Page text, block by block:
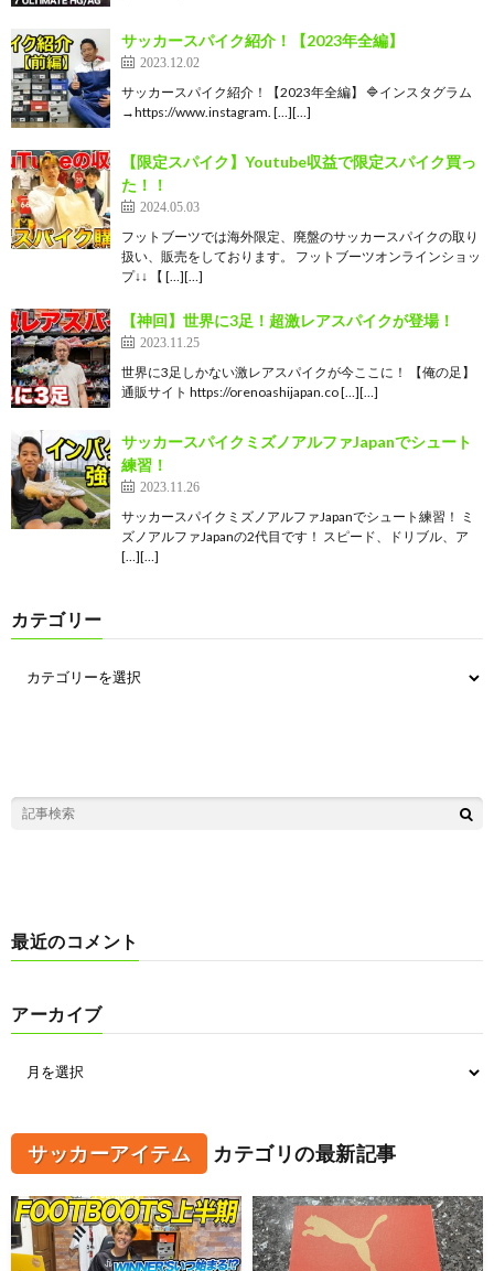
サッカースパイク紹介！【2023年全編】
2023.12.02
サッカースパイク紹介！【2023年全編】 🔷インスタグラム
→https://www.instagram. […][…]
【限定スパイク】Youtube収益で限定スパイク買っ
た！！
2024.05.03
フットブーツでは海外限定、廃盤のサッカースパイクの取り
扱い、販売をしております。 フットブーツオンラインショッ
プ↓↓ 【 […][…]
【神回】世界に3足！超激レアスパイクが登場！
2023.11.25
世界に3足しかない激レアスパイクが今ここに！ 【俺の足】
通販サイト https://orenoashijapan.co […][…]
サッカースパイクミズノアルファJapanでシュート
練習！
2023.11.26
サッカースパイクミズノアルファJapanでシュート練習！ ミ
ズノアルファJapanの2代目です！ スピード、ドリブル、ア
[…][…]
カテゴリー
最近のコメント
アーカイブ
サッカーアイテム カテゴリの最新記事